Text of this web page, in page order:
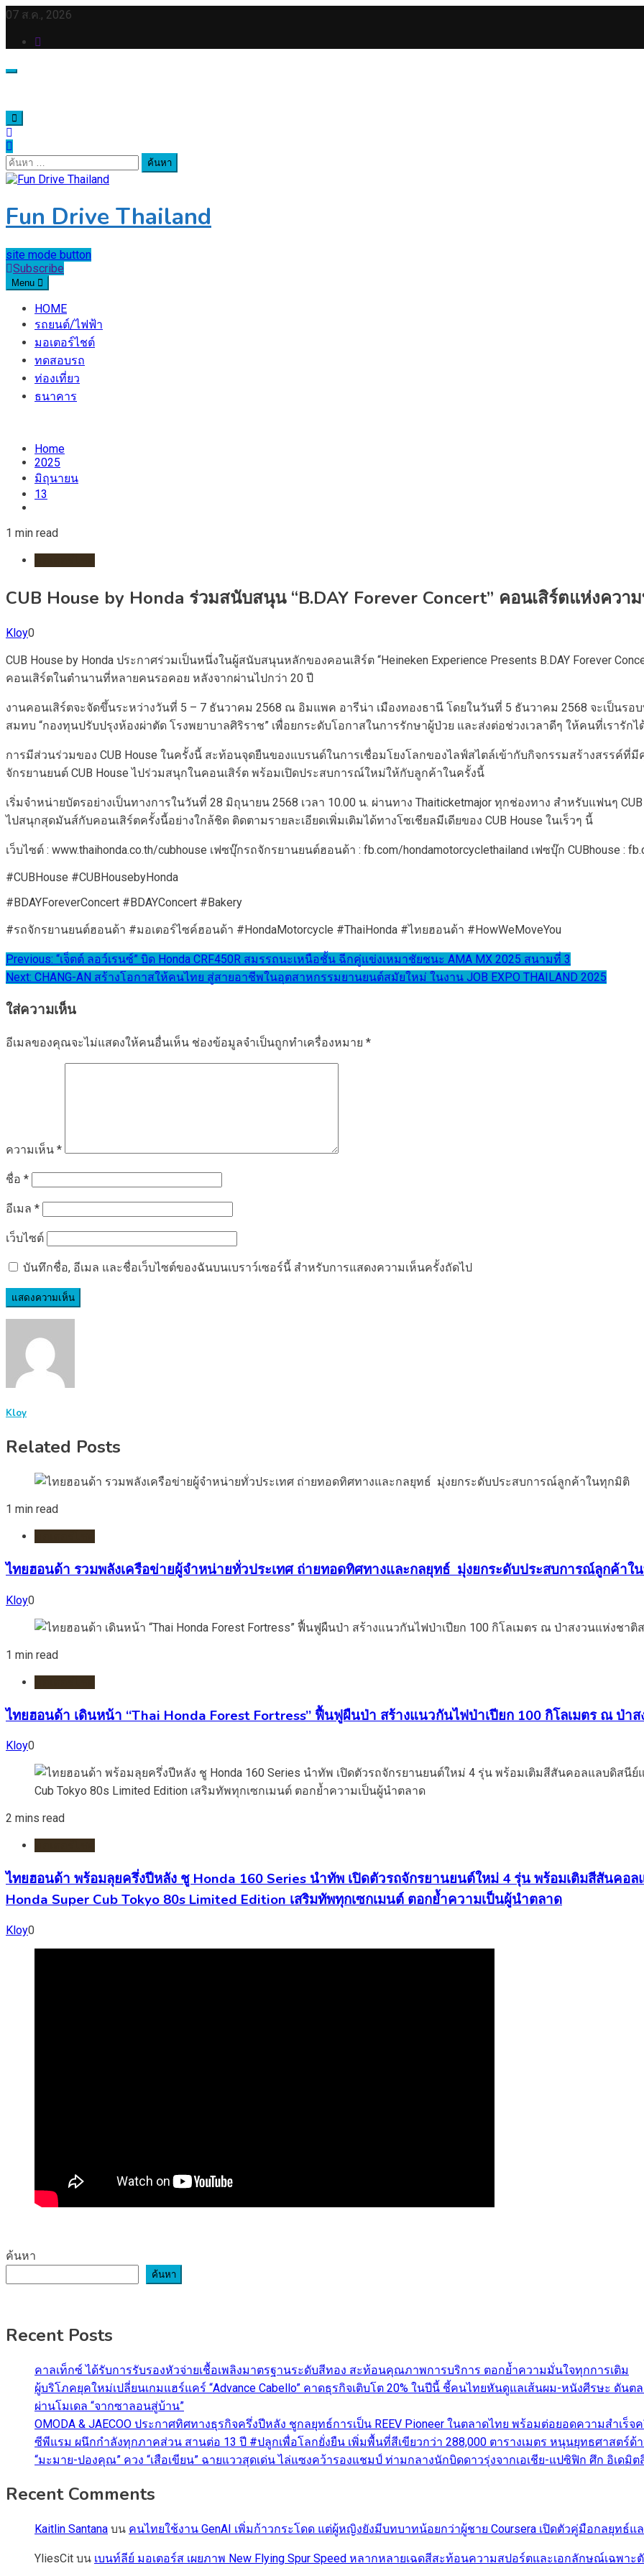
Skip
content
07 ส.ค., 2026
ค้นหา
สำหรับ:
Fun Drive Thailand
site mode button
Subscribe
Menu
HOME
รถยนต์/ไฟฟ้า
มอเตอร์ไชต์
ทดสอบรถ
ท่องเที่ยว
ธนาคาร
Home
2025
มิถุนายน
13
1 min read
CUB House by Honda ร่วมสนับสนุน “B.DAY Forever Concert” คอนเสิร์ตแห่งควา
Kloy0
CUB House by Honda ประกาศร่วมเป็นหนึ่งในผู้สนับสนุนหลักของคอนเสิร์ต “Heineken Experience Presents B.DAY Forever
คอนเสิร์ตในตำนานที่หลายคนรอคอย หลังจากผ่านไปกว่า 20 ปี
งานคอนเสิร์ตจะจัดขึ้นระหว่างวันที่ 5 – 7 ธันวาคม 2568 ณ อิมแพค อารีน่า เมืองทองธานี โดยในวันที่ 5 ธันวาคม 2568 จะเป็นรอ
สมทบ “กองทุนปรับปรุงห้องผ่าตัด โรงพยาบาลศิริราช” เพื่อยกระดับโอกาสในการรักษาผู้ป่วย และส่งต่อช่วงเวลาดีๆ ให้คนที่เรารั
การมีส่วนร่วมของ CUB House ในครั้งนี้ สะท้อนจุดยืนของแบรนด์ในการเชื่อมโยงโลกของไลฟ์สไตล์เข้ากับกิจกรรมสร้างสรรค์
จักรยานยนต์ CUB House ไปร่วมสนุกในคอนเสิร์ต พร้อมเปิดประสบการณ์ใหม่ให้กับลูกค้าในครั้งนี้
เริ่มจำหน่ายบัตรอย่างเป็นทางการในวันที่ 28 มิถุนายน 2568 เวลา 10.00 น. ผ่านทาง Thaiticketmajor ทุกช่องทาง สำหรับแฟนๆ
ไปสนุกสุดมันส์กับคอนเสิร์ตครั้งนี้อย่างใกล้ชิด ติดตามรายละเอียดเพิ่มเติมได้ทางโซเชียลมีเดียของ CUB House ในเร็วๆ นี้
เว็บไซต์ : www.thaihonda.co.th/cubhouse เฟซบุ๊กรถจักรยานยนต์ฮอนด้า : fb.com/hondamotorcyclethailand เฟซบุ๊ก CUBhouse :
#CUBHouse #CUBHousebyHonda
#BDAYForeverConcert #BDAYConcert #Bakery
#รถจักรยานยนต์ฮอนด้า #มอเตอร์ไซค์ฮอนด้า #HondaMotorcycle #ThaiHonda #ไทยฮอนด้า #HowWeMoveYou
แนะแนว
เรื่อง
Previous: “เจ็ตต์ ลอว์เรนซ์” บิด Honda CRF450R สมรรถนะเหนือชั้น ฉีกคู่แข่งเหมาชัยชนะ AMA MX 2025 สนามที่ 3
Next: CHANG-AN สร้างโอกาสให้คนไทย สู่สายอาชีพในอุตสาหกรรมยานยนต์สมัยใหม่ ในงาน JOB EXPO THAILAND 2025
ใส่ความเห็น
อีเมลของคุณจะไม่แสดงให้คนอื่นเห็น ช่องข้อมูลจำเป็นถูกทำเครื่องหมาย *
ความเห็น *
ชื่อ *
อีเมล *
เว็บไซต์
บันทึกชื่อ, อีเมล และชื่อเว็บไซต์ของฉันบนเบราว์เซอร์นี้ สำหรับการแสดงความเห็นครั้งถัดไป
Kloy
Related Posts
1 min read
ไทยฮอนด้า รวมพลังเครือข่ายผู้จำหน่ายทั่วประเทศ ถ่ายทอดทิศทางและกลยุทธ์ มุ่งยกระดับประสบการณ์ลูกค้าใ
Kloy0
1 min read
ไทยฮอนด้า เดินหน้า “Thai Honda Forest Fortress” ฟื้นฟูผืนป่า สร้างแนวกันไฟป่าเปียก 100 กิโลเมตร ณ ป่า
Kloy0
2 mins read
ไทยฮอนด้า พร้อมลุยครึ่งปีหลัง ชู Honda 160 Series นำทัพ เปิดตัวรถจักรยานยนต์ใหม่ 4 รุ่น พร้อมเติมสีสันคอ
Honda Super Cub Tokyo 80s Limited Edition เสริมทัพทุกเซกเมนต์ ตอกย้ำความเป็นผู้นำตลาด
Kloy0
ค้นหา
ค้นหา
Recent Posts
คาลเท็กซ์ ได้รับการรับรองหัวจ่ายเชื้อเพลิงมาตรฐานระดับสีทอง สะท้อนคุณภาพการบริการ ตอกย้ำความมั่นใจทุกการเติม
ผู้บริโภคยุคใหม่เปลี่ยนเกมแฮร์แคร์ “Advance Cabello” คาดธุรกิจเติบโต 20% ในปีนี้ ชี้คนไทยหันดูแลเส้นผม-หนังศีรษะ ดั
ผ่านโมเดล “จากซาลอนสู่บ้าน”
OMODA & JAECOO ประกาศทิศทางธุรกิจครึ่งปีหลัง ชูกลยุทธ์การเป็น REEV Pioneer ในตลาดไทย พร้อมต่อยอดความสำเร็จ
ซีพีแรม ผนึกกำลังทุกภาคส่วน สานต่อ 13 ปี #ปลูกเพื่อโลกยั่งยืน เพิ่มพื้นที่สีเขียวกว่า 288,000 ตารางเมตร หนุนยุทธศาสตร์
“มะมาย-ปองคุณ” ควง “เสือเขียน” ฉายแววสุดเด่น ไล่แซงคว้ารองแชมป์ ท่ามกลางนักบิดดาวรุ่งจากเอเชีย-แปซิฟิก ศึก อิเด
Recent Comments
Kaitlin Santana บน คนไทยใช้งาน GenAI เพิ่มก้าวกระโดด แต่ผู้หญิงยังมีบทบาทน้อยกว่าผู้ชาย Coursera เปิดตัวคู่มือกลยุทธ์แ
YliesCit บน เบนท์ลีย์ มอเตอร์ส เผยภาพ New Flying Spur Speed หลากหลายเฉดสีสะท้อนความสปอร์ตและเอกลักษณ์เฉพาะ